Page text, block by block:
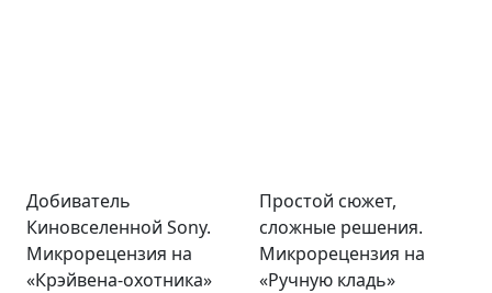
Добиватель
Киновселенной Sony.
Микрорецензия на
«Крэйвена-охотника»
Простой сюжет,
сложные решения.
Микрорецензия на
«Ручную кладь»